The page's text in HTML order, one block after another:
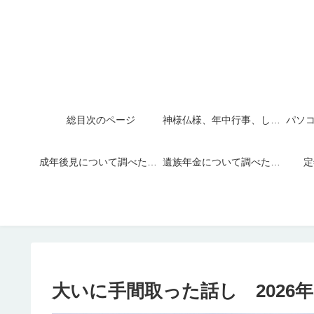
総目次のページ 神様仏様、年中行事、しきたり
成年後見について調べたこと 遺族年金について調べたこと
大いに手間取った話し 2026